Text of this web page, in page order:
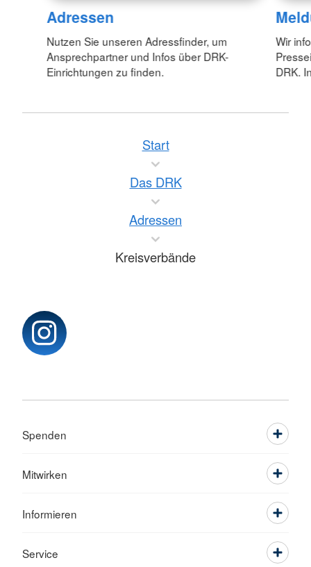
Adressen
Nutzen Sie unseren Adressfinder, um
Ansprechpartner und Infos über DRK-
Einrichtungen zu finden.
Wir
DRK.
Start
Das DRK
Adressen
Kreisverbände
Spenden
Mitwirken
Informieren
Service